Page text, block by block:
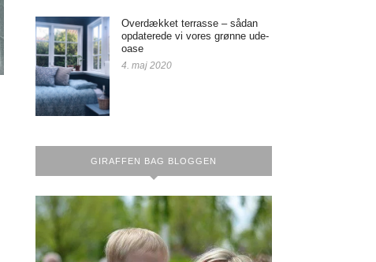
Overdækket terrasse – sådan
opdaterede vi vores grønne ude-
oase
4. maj 2020
GIRAFFEN BAG BLOGGEN